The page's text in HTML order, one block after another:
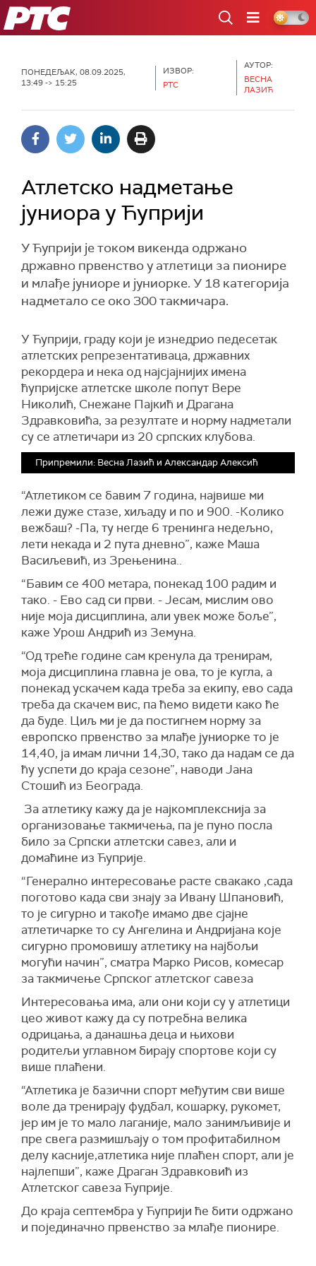
РТС
ПОНЕДЕЉАК, 08.09.2025,
13:49 -> 15:25
ИЗВОР:
РТС
АУТОР:
ВЕСНА
ЛАЗИЋ
Атлетско надметање
јуниора у Ћуприји
У Ћуприји је током викенда одржано
државно првенство у атлетици за пионире
и млађе јуниоре и јуниорке. У 18 категорија
надметало се око 300 такмичара.
У Ћуприји, граду који је изнедрио педесетак
атлетских репрезентативаца, државних
рекордера и нека од најсјајнијих имена
ћупријске атлетске школе попут Вере
Николић, Снежане Пајкић и Драгана
Здравковића, за резултате и норму надметали
су се атлетичари из 20 српских клубова.
Припремили: Весна Лазић и Александар Алексић
“Атлетиком се бавим 7 година, највише ми
лежи дуже стазе, хиљаду и по и 900. -Колико
вежбаш? -Па, ту негде 6 тренинга недељно,
лети некада и 2 пута дневно”, каже Маша
Васиљевић, из Зрењенина..
“Бавим се 400 метара, понекад 100 радим и
тако. - Ево сад си први. - Јесам, мислим ово
није моја дисциплина, али увек може боље”,
каже Урош Андрић из Земуна.
“Од треће године сам кренула да тренирам,
моја дисциплина главна је ова, то је кугла, а
понекад ускачем када треба за екипу, ево сада
треба да скачем вис, па ћемо видети како ће
да буде. Циљ ми је да постигнем норму за
европско првенство за млађе јуниорке то је
14,40, ја имам лични 14,30, тако да надам се да
ћу успети до краја сезоне”, наводи Јана
Стошић из Београда.
За атлетику кажу да је најкомплекснија за
организовање такмичења, па је пуно посла
било за Српски атлетски савез, али и
домаћине из Ћуприје.
“Генерално интересовање расте свакако ,сада
поготово када сви знају за Ивану Шпановић,
то је сигурно и такође имамо две сјајне
атлетичарке то су Ангелина и Андријана које
сигурно промовишу атлетику на најбољи
могући начин”, сматра Марко Рисов, комесар
за такмичење Српског атлетског савеза
Интересовања има, али они који су у атлетици
цео живот кажу да су потребна велика
одрицања, а данашња деца и њихови
родитељи углавном бирају спортове који су
више плаћени.
“Атлетика је базични спорт међутим сви више
воле да тренирају фудбал, кошарку, рукомет,
јер им је то мало лаганије, мало занимљивије и
пре свега размишљају о том профитабилном
делу касније,атлетика није плаћен спорт, али је
најлепши”, каже Драган Здравковић из
Атлетског савеза Ћуприје.
До краја септембра у Ћуприји ће бити одржано
и појединачно првенство за млађе пионире.